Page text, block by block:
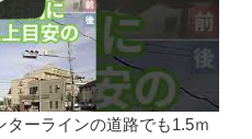
ターラインの道路でも1.5ｍ